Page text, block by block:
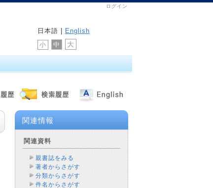
ログイン
日本語 | English
小 中 大
関連情報
関連資料
親書誌をみる
著者からさがす
分類からさがす
件名からさがす